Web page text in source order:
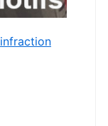
infraction